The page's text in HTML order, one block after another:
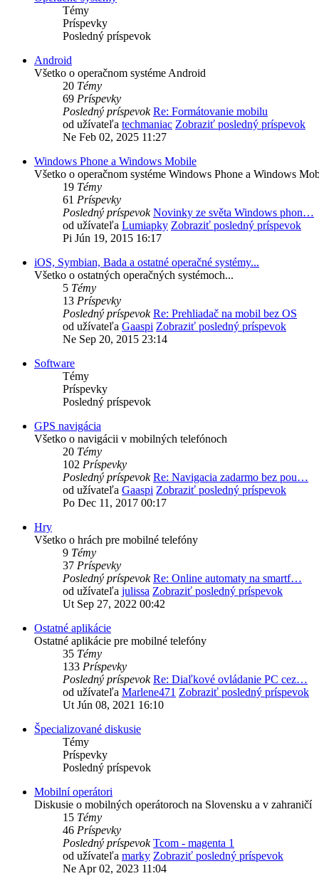
Témy
Príspevky
Posledný príspevok
Android
Všetko o operačnom systéme Android
20 Témy
69 Príspevky
Posledný príspevok Re: Formátovanie mobilu
od užívateľa techmaniac Zobraziť posledný príspevok
Ne Feb 02, 2025 11:27
Windows Phone a Windows Mobile
Všetko o operačnom systéme Windows Phone a Windows
19 Témy
61 Príspevky
Posledný príspevok Novinky ze světa Windows phon…
od užívateľa Lumiapky Zobraziť posledný príspevok
Pi Jún 19, 2015 16:17
iOS, Symbian, Bada a ostatné operačné systémy...
Všetko o ostatných operačných systémoch...
5 Témy
13 Príspevky
Posledný príspevok Re: Prehliadač na mobil bez OS
od užívateľa Gaaspi Zobraziť posledný príspevok
Ne Sep 20, 2015 23:14
Software
Témy
Príspevky
Posledný príspevok
GPS navigácia
Všetko o navigácii v mobilných telefónoch
20 Témy
102 Príspevky
Posledný príspevok Re: Navigacia zadarmo bez pou…
od užívateľa Gaaspi Zobraziť posledný príspevok
Po Dec 11, 2017 00:17
Hry
Všetko o hrách pre mobilné telefóny
9 Témy
37 Príspevky
Posledný príspevok Re: Online automaty na smartf…
od užívateľa julissa Zobraziť posledný príspevok
Ut Sep 27, 2022 00:42
Ostatné aplikácie
Ostatné aplikácie pre mobilné telefóny
35 Témy
133 Príspevky
Posledný príspevok Re: Diaľkové ovládanie PC cez…
od užívateľa Marlene471 Zobraziť posledný príspevok
Ut Jún 08, 2021 16:10
Špecializované diskusie
Témy
Príspevky
Posledný príspevok
Mobilní operátori
Diskusie o mobilných operátoroch na Slovensku a v zahraničí
15 Témy
46 Príspevky
Posledný príspevok Tcom - magenta 1
od užívateľa marky Zobraziť posledný príspevok
Ne Apr 02, 2023 11:04